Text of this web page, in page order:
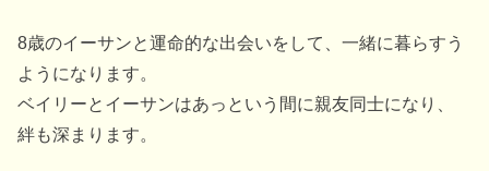
8歳のイーサンと運命的な出会いをして、一緒に暮らすう
ようになります。
ベイリーとイーサンはあっという間に親友同士になり、
絆も深まります。